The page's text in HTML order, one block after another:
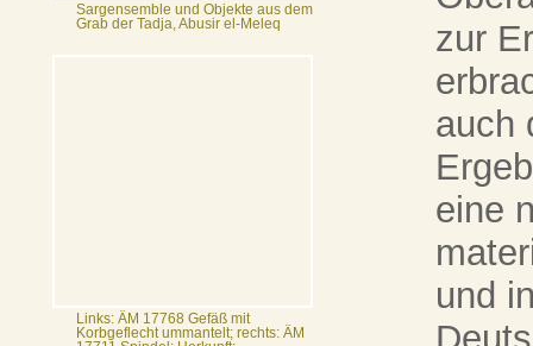
Sargensemble und Objekte aus dem
Grab der Tadja, Abusir el-Meleq
Links: ÄM 17768 Gefäß mit
Korbgeflecht ummantelt; rechts: ÄM
zur
auch
eine
und